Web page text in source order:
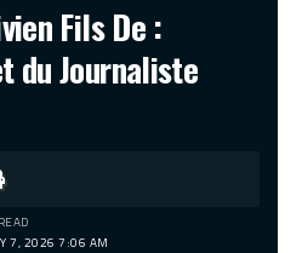
Fils De :
du Journaliste
7, 2026 7:06 AM